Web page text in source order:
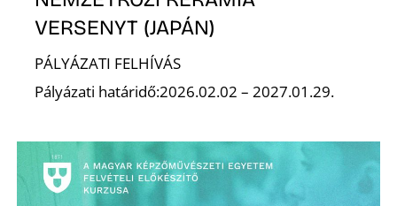
VERSENYT (JAPÁN)
PÁLYÁZATI FELHÍVÁS
Pályázati határidő:2026.02.02 – 2027.01.29.